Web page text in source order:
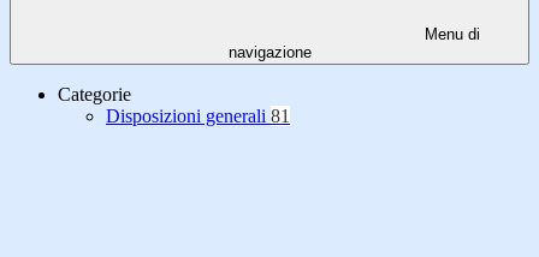
Menu di
navigazione
Categorie
Disposizioni generali 81